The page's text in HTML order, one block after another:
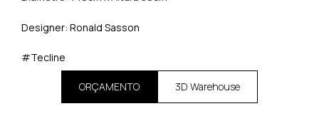
Designer: Ronald Sasson
#Tecline
ORÇAMENTO 3D Warehouse